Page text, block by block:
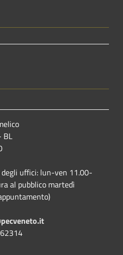
BL
uffici: lun-ven 11.00-
al pubblico martedì